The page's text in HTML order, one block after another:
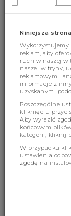
ZAPISZ
* Zgoda na
Niniejsza
Wykorzystujemy
reklam, aby
ruch w naszej
naszej witryny,
reklamowym i
informacje z
uzyskanymi
Poszczególne
kliknięciu
Aby wyrazić
końcowym
kategorii, kliknij
W przypadku
ustawienia
zgodę na